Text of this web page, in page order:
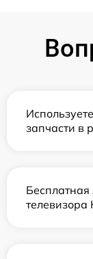
запчасти в
Бесплатная
телевизора